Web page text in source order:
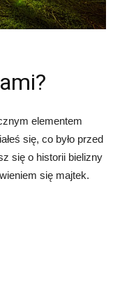
elementem
się, co było przed
się o historii bielizny
się majtek.